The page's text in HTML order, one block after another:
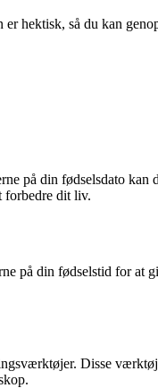
hektisk, så du kan
på din fødselsdato
forbedre dit liv.
på din fødselstid for
Disse